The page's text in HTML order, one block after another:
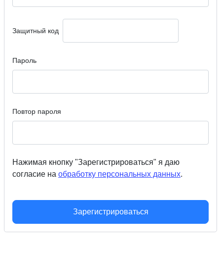
Защитный код
Пароль
Повтор пароля
Нажимая кнопку "Зарегистрироваться" я даю
согласие на обработку персональных данных.
Зарегистрироваться